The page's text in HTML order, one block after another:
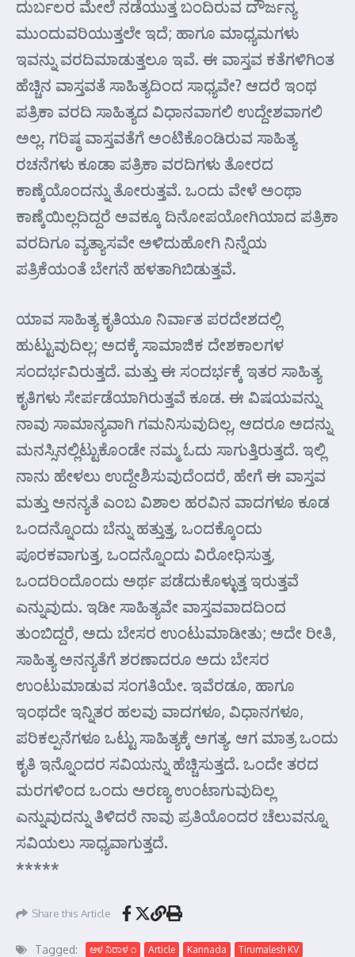
ದುರ್ಬಲರ ಮೇಲೆ ನಡೆಯುತ್ತ ಬಂದಿರುವ ದೌರ್ಜನ್ಯ
ಮುಂದುವರಿಯುತ್ತಲೇ ಇದೆ; ಹಾಗೂ ಮಾಧ್ಯಮಗಳು
ಇವನ್ನು ವರದಿಮಾಡುತ್ತಲೂ ಇವೆ. ಈ ವಾಸ್ತವ ಕತೆಗಳಿಗಿಂತ
ಹೆಚ್ಚಿನ ವಾಸ್ತವತೆ ಸಾಹಿತ್ಯದಿಂದ ಸಾಧ್ಯವೇ? ಆದರೆ ಇಂಥ
ಪತ್ರಿಕಾ ವರದಿ ಸಾಹಿತ್ಯದ ವಿಧಾನವಾಗಲಿ ಉದ್ದೇಶವಾಗಲಿ
ಅಲ್ಲ. ಗರಿಷ್ಠ ವಾಸ್ತವತೆಗೆ ಅಂಟಿಕೊಂಡಿರುವ ಸಾಹಿತ್ಯ
ರಚನೆಗಳು ಕೂಡಾ ಪತ್ರಿಕಾ ವರದಿಗಳು ತೋರದ
ಕಾಣ್ಕೆಯೊಂದನ್ನು ತೋರುತ್ತವೆ. ಒಂದು ವೇಳೆ ಅಂಥಾ
ಕಾಣ್ಕೆಯಿಲ್ಲದಿದ್ದರೆ ಅವಕ್ಕೂ ದಿನೋಪಯೋಗಿಯಾದ ಪತ್ರಿಕಾ
ವರದಿಗೂ ವ್ಯತ್ಯಾಸವೇ ಅಳಿದುಹೋಗಿ ನಿನ್ನೆಯ
ಪತ್ರಿಕೆಯಂತೆ ಬೇಗನೆ ಹಳತಾಗಿಬಿಡುತ್ತವೆ.
ಯಾವ ಸಾಹಿತ್ಯ ಕೃತಿಯೂ ನಿರ್ವಾತ ಪರದೇಶದಲ್ಲಿ
ಹುಟ್ಟುವುದಿಲ್ಲ; ಅದಕ್ಕೆ ಸಾಮಾಜಿಕ ದೇಶಕಾಲಗಳ
ಸಂದರ್ಭವಿರುತ್ತದೆ. ಮತ್ತು ಈ ಸಂದರ್ಭಕ್ಕೆ ಇತರ ಸಾಹಿತ್ಯ
ಕೃತಿಗಳು ಸೇರ್ಪಡೆಯಾಗಿರುತ್ತವೆ ಕೂಡ. ಈ ವಿಷಯವನ್ನು
ನಾವು ಸಾಮಾನ್ಯವಾಗಿ ಗಮನಿಸುವುದಿಲ್ಲ, ಆದರೂ ಅದನ್ನು
ಮನಸ್ಸಿನಲ್ಲಿಟ್ಟುಕೊಂಡೇ ನಮ್ಮ ಓದು ಸಾಗುತ್ತಿರುತ್ತದೆ. ಇಲ್ಲಿ
ನಾನು ಹೇಳಲು ಉದ್ದೇಶಿಸುವುದೆಂದರೆ, ಹೇಗೆ ಈ ವಾಸ್ತವ
ಮತ್ತು ಅನನ್ಯತೆ ಎಂಬ ವಿಶಾಲ ಹರವಿನ ವಾದಗಳೂ ಕೂಡ
ಒಂದನ್ನೊಂದು ಬೆನ್ನು ಹತ್ತುತ್ತ, ಒಂದಕ್ಕೊಂದು
ಪೂರಕವಾಗುತ್ತ, ಒಂದನ್ನೊಂದು ವಿರೋಧಿಸುತ್ತ,
ಒಂದರಿಂದೊಂದು ಅರ್ಥ ಪಡೆದುಕೊಳ್ಳುತ್ತ ಇರುತ್ತವೆ
ಎನ್ನುವುದು. ಇಡೀ ಸಾಹಿತ್ಯವೇ ವಾಸ್ತವವಾದದಿಂದ
ತುಂಬಿದ್ದರೆ, ಅದು ಬೇಸರ ಉಂಟುಮಾಡೀತು; ಅದೇ ರೀತಿ,
ಸಾಹಿತ್ಯ ಅನನ್ಯತೆಗೆ ಶರಣಾದರೂ ಅದು ಬೇಸರ
ಉಂಟುಮಾಡುವ ಸಂಗತಿಯೇ. ಇವೆರಡೂ, ಹಾಗೂ
ಇಂಥದೇ ಇನ್ನಿತರ ಹಲವು ವಾದಗಳೂ, ವಿಧಾನಗಳೂ,
ಪರಿಕಲ್ಪನೆಗಳೂ ಒಟ್ಟು ಸಾಹಿತ್ಯಕ್ಕೆ ಅಗತ್ಯ. ಆಗ ಮಾತ್ರ ಒಂದು
ಕೃತಿ ಇನ್ನೊಂದರ ಸವಿಯನ್ನು ಹೆಚ್ಚಿಸುತ್ತದೆ. ಒಂದೇ ತರದ
ಮರಗಳಿಂದ ಒಂದು ಅರಣ್ಯ ಉಂಟಾಗುವುದಿಲ್ಲ
ಎನ್ನುವುದನ್ನು ತಿಳಿದರೆ ನಾವು ಪ್ರತಿಯೊಂದರ ಚೆಲುವನ್ನೂ
ಸವಿಯಲು ಸಾಧ್ಯವಾಗುತ್ತದೆ.
*****
Share this Article
Tagged: ಆಳ ನಿರಾಳ ೧ Article Kannada Tirumalesh KV